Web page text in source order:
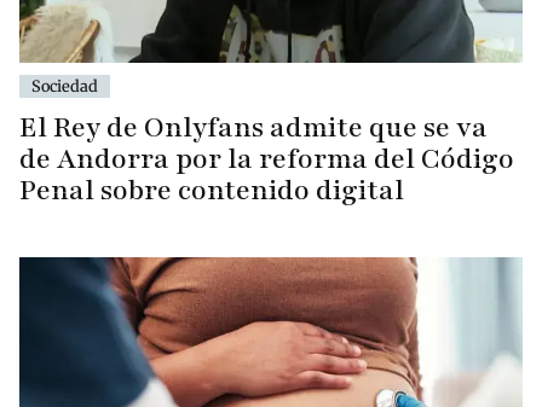
Sociedad
El Rey de Onlyfans admite que se va
de Andorra por la reforma del Código
Penal sobre contenido digital